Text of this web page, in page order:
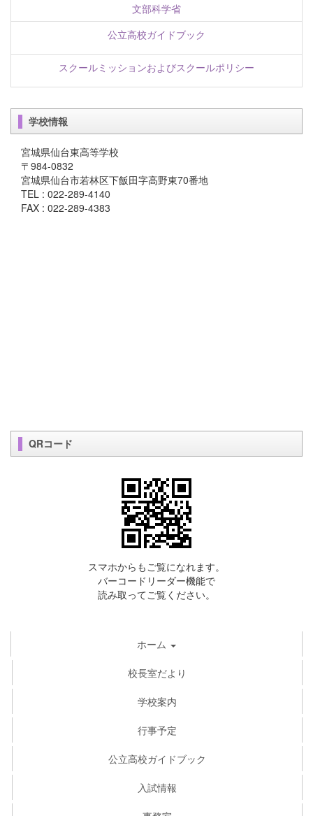
文部科学省
公立高校ガイドブック
スクールミッションおよびスクールポリシー
学校情報
宮城県仙台東高等学校
〒984-0832
宮城県仙台市若林区下飯田字高野東70番地
TEL : 022-289-4140
FAX : 022-289-4383
QRコード
スマホからもご覧になれます。
バーコードリーダー機能で
読み取ってご覧ください。
ホーム
校長室だより
学校案内
行事予定
公立高校ガイドブック
入試情報